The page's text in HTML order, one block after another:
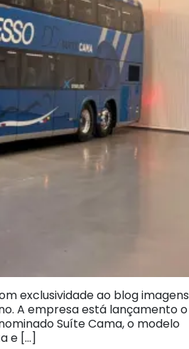
exclusividade ao blog imagens
A empresa está lançamento o
Suíte Cama, o modelo
e […]